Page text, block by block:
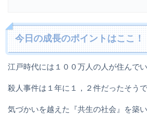
今日の成長のポイントはここ！
江戸時代には１００万人の人が住んで
殺人事件は１年に１，２件だったそうで
気づかいを越えた『共生の社会』を築